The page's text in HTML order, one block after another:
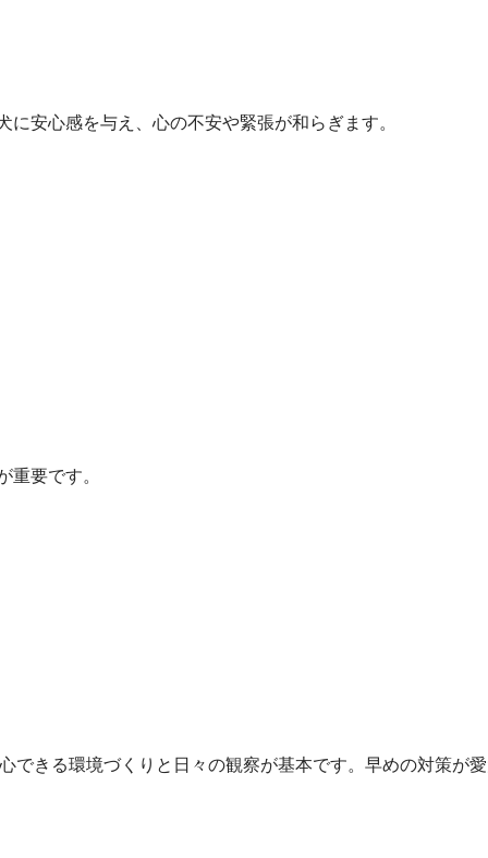
安心感を与え、心の不安や緊張が和らぎます。
重要です。
きる環境づくりと日々の観察が基本です。早めの対策が